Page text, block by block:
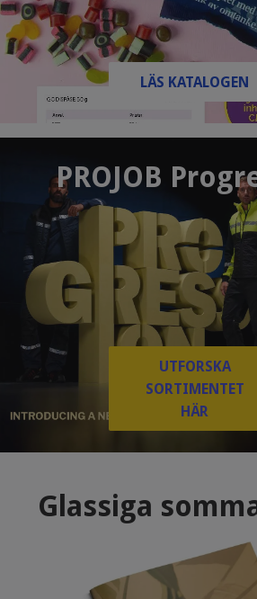
LÄS KATALOGEN
PROJOB
UTFORSKA
SORTIMENTET
HÄR
Glassiga